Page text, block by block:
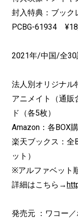
封入特典：ブック
PCBG-61934
2021年/中国/全
法人別オリジナル
アニメイト（通販
ド（各5枚）
Amazon：各BOX
楽天ブックス：全
ット）
※アルファベット
詳細はこちら→
発売元 ：ワコー